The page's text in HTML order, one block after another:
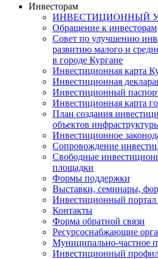
Инвесторам
ИНВЕСТИЦИОННЫЙ
Обращение к инвесторам
Совет по улучшению
развитию малого и
в городе Кургане
Инвестиционная карта
Инвестиционная
Инвестиционный
Инвестиционная карта
План создания
объектов
Инвестиционное
Сопровождение
Свободные
площадки
Формы поддержки
Выставки, семинары,
Инвестиционный портал
Контакты
Форма обратной связи
Ресурсоснабжающие
Муниципально-частное
Инвестиционный